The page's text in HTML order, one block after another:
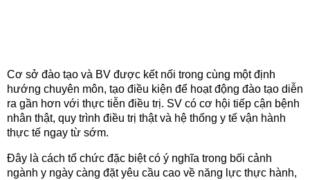
Cơ sở đào tạo và BV được kết nối trong cùng một định
hướng chuyên môn, tạo điều kiện để hoạt động đào tạo diễn
ra gần hơn với thực tiễn điều trị. SV có cơ hội tiếp cận bệnh
nhân thật, quy trình điều trị thật và hệ thống y tế vận hành
thực tế ngay từ sớm.
Đây là cách tổ chức đặc biệt có ý nghĩa trong bối cảnh
ngành y ngày càng đặt yêu cầu cao về năng lực thực hành,